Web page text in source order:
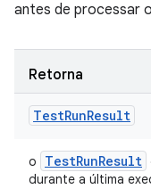
antes de processar
Retorna
TestRunResult
o TestRunResult
durante a última